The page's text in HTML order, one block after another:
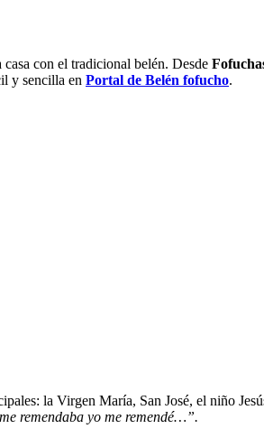
con el tradicional belén. Desde
y sencilla en Portal de Belén fofucho.
la Virgen María, San José, el niño
remendaba yo me remendé…”.